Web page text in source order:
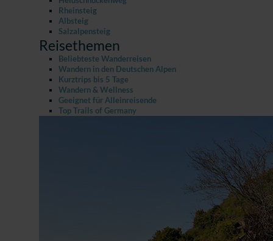
Rheinsteig
Albsteig
Salzalpensteig
Reisethemen
Beliebteste Wanderreisen
Wandern in den Deutschen Alpen
Kurztrips bis 5 Tage
Wandern & Wellness
Geeignet für Alleinreisende
Top Trails of Germany